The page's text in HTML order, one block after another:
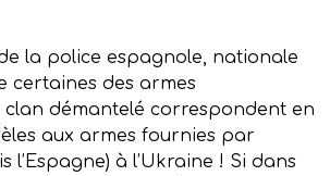
la police espagnole, nationale
certaines des armes
démantelé correspondent en
aux armes fournies par
l’Espagne) à l’Ukraine ! Si dans